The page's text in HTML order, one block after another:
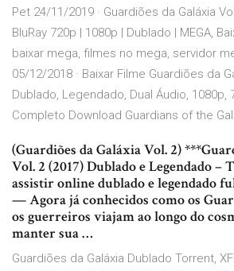
Pet 24/11/2019 · Guardiões da Galáxia
BluRay 720p | 1080p | Dublado | MEGA,
baixar mega, filmes no mega, servidor
05/12/2018 · Baixar Filme Guardiões da
Dublado, Legendado, Dual Áudio, 1080p,
Completo Download Guardians of the
(Guardiões da Galáxia Vol. 2)
Vol. 2 (2017) Dublado e Legendado
assistir online dublado e legendado
— Agora já conhecidos como os
os guerreiros viajam ao longo do
manter sua …
Guardiões da Galáxia Dublado Torrent,